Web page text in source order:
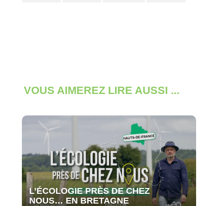
VOUS AIMEREZ LIRE AUSSI ...
L’ÉCOLOGIE PRÈS DE CHEZ
NOUS… EN BRETAGNE